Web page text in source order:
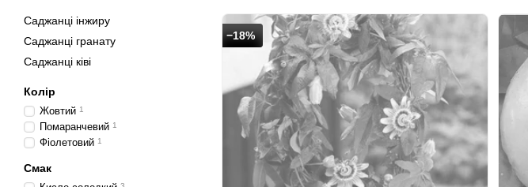
−18%
Саджанці інжиру
Саджанці гранату
Саджанці ківі
Колір
Жовтий 1
Помаранчевий 1
Фіолетовий 1
Смак